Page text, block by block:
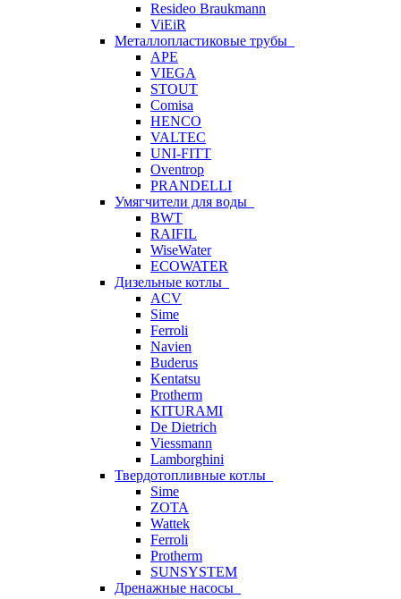
Resideo Braukmann
ViEiR
Металлопластиковые трубы
APE
VIEGA
STOUT
Comisa
HENCO
VALTEC
UNI-FITT
Oventrop
PRANDELLI
Умягчители для воды
BWT
RAIFIL
WiseWater
ECOWATER
Дизельные котлы
ACV
Sime
Ferroli
Navien
Buderus
Kentatsu
Protherm
KITURAMI
De Dietrich
Viessmann
Lamborghini
Твердотопливные котлы
Sime
ZOTA
Wattek
Ferroli
Protherm
SUNSYSTEM
Дренажные насосы